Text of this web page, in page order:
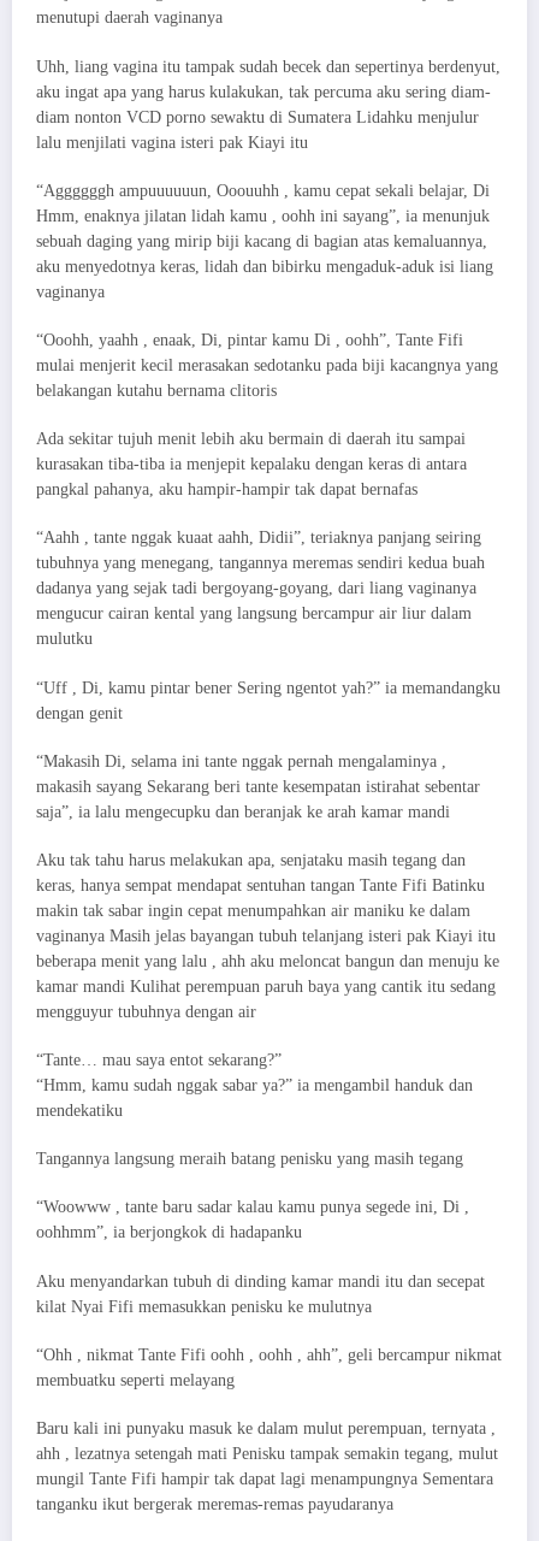
menutupi daerah vaginanya
Uhh, liang vagina itu tampak sudah becek dan sepertinya berdenyut,
aku ingat apa yang harus kulakukan, tak percuma aku sering diam-
diam nonton VCD porno sewaktu di Sumatera Lidahku menjulur
lalu menjilati vagina isteri pak Kiayi itu
“Aggggggh ampuuuuuun, Ooouuhh , kamu cepat sekali belajar, Di
Hmm, enaknya jilatan lidah kamu , oohh ini sayang”, ia menunjuk
sebuah daging yang mirip biji kacang di bagian atas kemaluannya,
aku menyedotnya keras, lidah dan bibirku mengaduk-aduk isi liang
vaginanya
“Ooohh, yaahh , enaak, Di, pintar kamu Di , oohh”, Tante Fifi
mulai menjerit kecil merasakan sedotanku pada biji kacangnya yang
belakangan kutahu bernama clitoris
Ada sekitar tujuh menit lebih aku bermain di daerah itu sampai
kurasakan tiba-tiba ia menjepit kepalaku dengan keras di antara
pangkal pahanya, aku hampir-hampir tak dapat bernafas
“Aahh , tante nggak kuaat aahh, Didii”, teriaknya panjang seiring
tubuhnya yang menegang, tangannya meremas sendiri kedua buah
dadanya yang sejak tadi bergoyang-goyang, dari liang vaginanya
mengucur cairan kental yang langsung bercampur air liur dalam
mulutku
“Uff , Di, kamu pintar bener Sering ngentot yah?” ia memandangku
dengan genit
“Makasih Di, selama ini tante nggak pernah mengalaminya ,
makasih sayang Sekarang beri tante kesempatan istirahat sebentar
saja”, ia lalu mengecupku dan beranjak ke arah kamar mandi
Aku tak tahu harus melakukan apa, senjataku masih tegang dan
keras, hanya sempat mendapat sentuhan tangan Tante Fifi Batinku
makin tak sabar ingin cepat menumpahkan air maniku ke dalam
vaginanya Masih jelas bayangan tubuh telanjang isteri pak Kiayi itu
beberapa menit yang lalu , ahh aku meloncat bangun dan menuju ke
kamar mandi Kulihat perempuan paruh baya yang cantik itu sedang
mengguyur tubuhnya dengan air
“Tante… mau saya entot sekarang?”
“Hmm, kamu sudah nggak sabar ya?” ia mengambil handuk dan
mendekatiku
Tangannya langsung meraih batang penisku yang masih tegang
“Woowww , tante baru sadar kalau kamu punya segede ini, Di ,
oohhmm”, ia berjongkok di hadapanku
Aku menyandarkan tubuh di dinding kamar mandi itu dan secepat
kilat Nyai Fifi memasukkan penisku ke mulutnya
“Ohh , nikmat Tante Fifi oohh , oohh , ahh”, geli bercampur nikmat
membuatku seperti melayang
Baru kali ini punyaku masuk ke dalam mulut perempuan, ternyata ,
ahh , lezatnya setengah mati Penisku tampak semakin tegang, mulut
mungil Tante Fifi hampir tak dapat lagi menampungnya Sementara
tanganku ikut bergerak meremas-remas payudaranya